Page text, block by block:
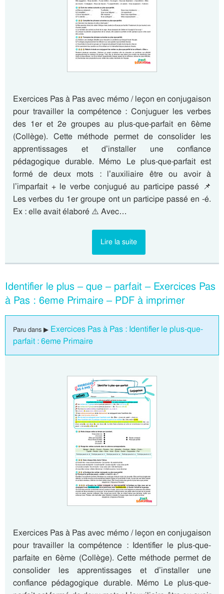
Exercices Pas à Pas avec mémo / leçon en conjugaison
pour travailler la compétence : Conjuguer les verbes
des 1er et 2e groupes au plus-que-parfait en 6ème
(Collège). Cette méthode permet de consolider les
apprentissages et d’installer une confiance
pédagogique durable. Mémo Le plus-que-parfait est
formé de deux mots : l’auxiliaire être ou avoir à
l’imparfait + le verbe conjugué au participe passé 📌
Les verbes du 1er groupe ont un participe passé en -é.
Ex : elle avait élaboré ⚠️ Avec…
Lire la suite
Identifier le plus – que – parfait – Exercices Pas
à Pas : 6eme Primaire – PDF à imprimer
Paru dans ▶ Exercices Pas à Pas : Identifier le plus-que-
parfait : 6eme Primaire
Exercices Pas à Pas avec mémo / leçon en conjugaison
pour travailler la compétence : Identifier le plus-que-
parfaite en 6ème (Collège). Cette méthode permet de
consolider les apprentissages et d’installer une
confiance pédagogique durable. Mémo Le plus-que-